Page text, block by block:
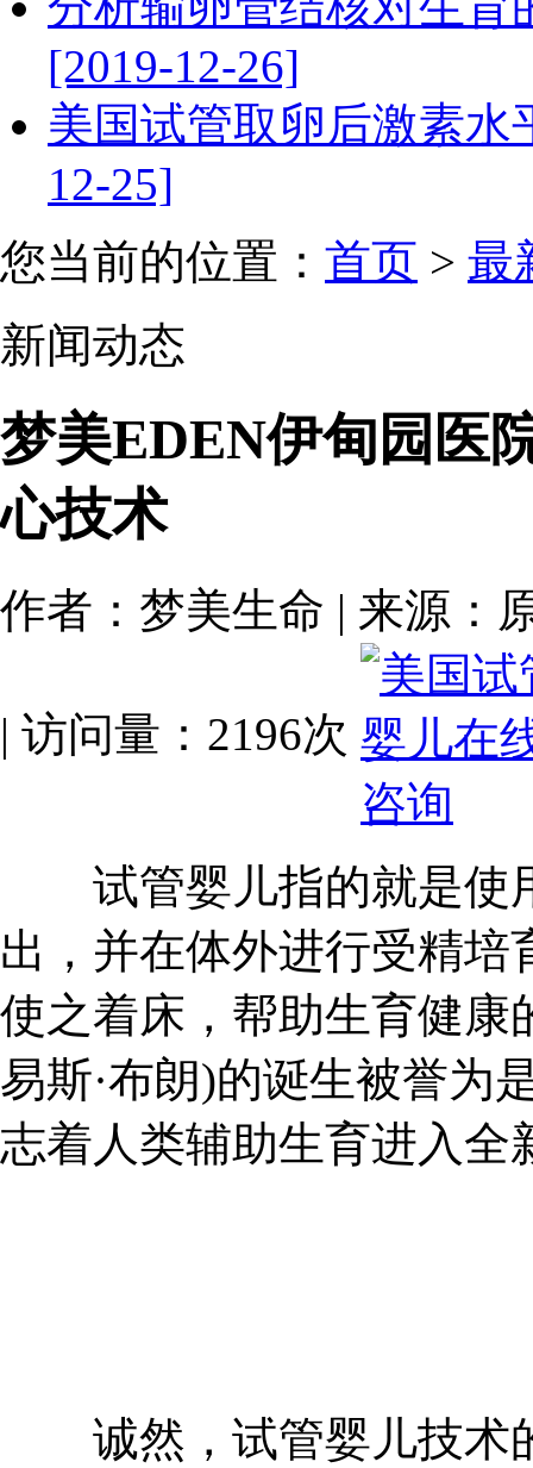
[2019-12-26]
美国试管取卵后激素水
12-25]
您当前的位置： 首页 > 最
新闻动态
梦美EDEN伊甸园医
心技术
作者：梦美生命 | 来源：
| 访问量：2196次
试管婴儿指的就是使
出，并在体外进行受精
使之着床，帮助生育健康
易斯·布朗)的诞生被誉为
志着人类辅助生育进入全
诚然，试管婴儿技术